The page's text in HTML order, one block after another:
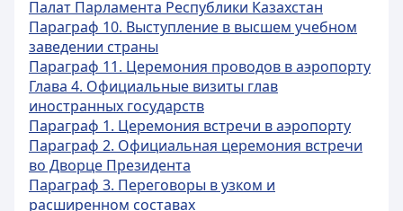
Палат Парламента Республики Казахстан
Параграф 10. Выступление в высшем учебном
заведении страны
Параграф 11. Церемония проводов в аэропорту
Глава 4. Официальные визиты глав
иностранных государств
Параграф 1. Церемония встречи в аэропорту
Параграф 2. Официальная церемония встречи
во Дворце Президента
Параграф 3. Переговоры в узком и
расширенном составах